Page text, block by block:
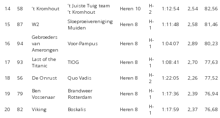
14 58 ’t Kromhout
’t Juiste Tuig team
’t Kromhout
Heren 10
H-
2
1:12:54 2,54 82,56
15 87 W2
Sloeproeivereniging
Muiden
Heren 8
H-
1
1:11:48 2,58 81,46
16 94
Gebroeders
van
Amerongen
Voor-Pampus Heren 8
H-
1
1:04:07 2,89 80,23
17 93
Last of the
Titanic
TIOG Heren 8
H-
1
1:08:41 2,70 77,63
18 56 De Onrust Quo Vadis Heren 8
H-
2
1:22:05 2,26 77,52
19 79
Ben
Vossenaar
Brandweer
Rotterdam
Heren 8
H-
1
1:17:36 2,39 76,94
20 82 Viking Boskalis Heren 8
H-
1
1:17:59 2,37 76,68